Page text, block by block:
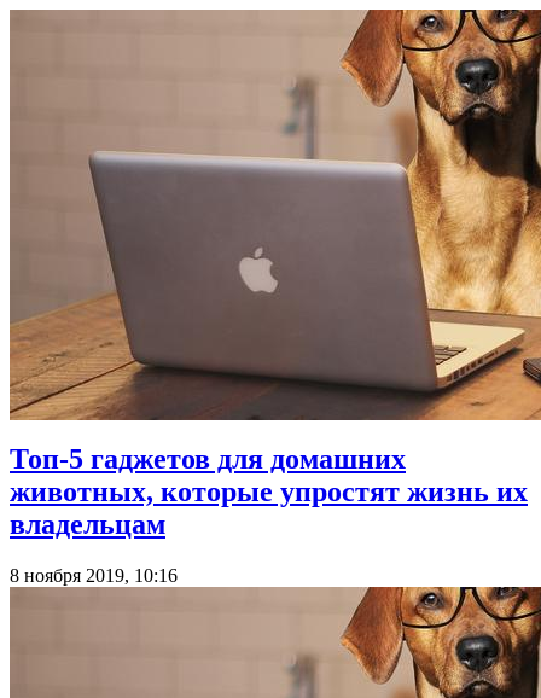
Топ-5 гаджетов для домашних
животных, которые упростят жизнь их
владельцам
8 ноября 2019, 10:16